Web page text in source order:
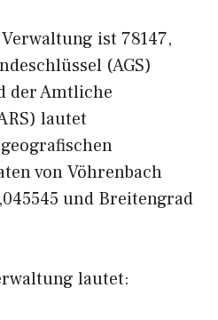
ist 78147,
(AGS)
der Amtliche
lautet
von Vöhrenbach
und Breitengrad
lautet: